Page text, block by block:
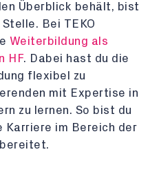
Überblick behält, bist
Bei TEKO
Weiterbildung als
HF. Dabei hast du die
flexibel zu
mit Expertise in
zu lernen. So bist du
Karriere im Bereich der